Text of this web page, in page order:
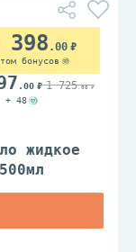
жидкое
398 .00
бонусов
.00 1 725.00
+ 48